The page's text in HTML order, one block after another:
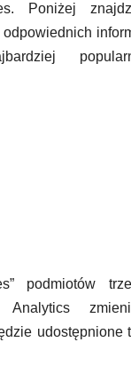
Poniżej
podmiotów
udostępnione